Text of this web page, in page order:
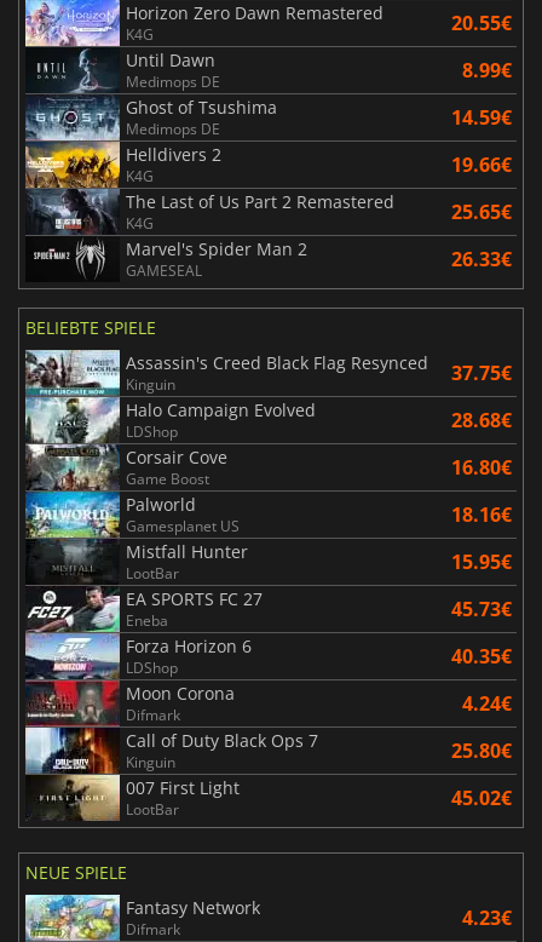
Horizon Zero Dawn Remastered
K4G 20.55€
Until Dawn
Medimops DE 8.99€
Ghost of Tsushima
Medimops DE 14.59€
Helldivers 2
K4G 19.66€
The Last of Us Part 2 Remastered
K4G 25.65€
Marvel's Spider Man 2
GAMESEAL 26.33€
BELIEBTE SPIELE
Assassin's Creed Black Flag Resynced
Kinguin 37.75€
Halo Campaign Evolved
LDShop 28.68€
Corsair Cove
Game Boost 16.80€
Palworld
Gamesplanet US 18.16€
Mistfall Hunter
LootBar 15.95€
EA SPORTS FC 27
Eneba 45.73€
Forza Horizon 6
LDShop 40.35€
Moon Corona
Difmark 4.24€
Call of Duty Black Ops 7
Kinguin 25.80€
007 First Light
LootBar 45.02€
NEUE SPIELE
Fantasy Network
Difmark 4.23€